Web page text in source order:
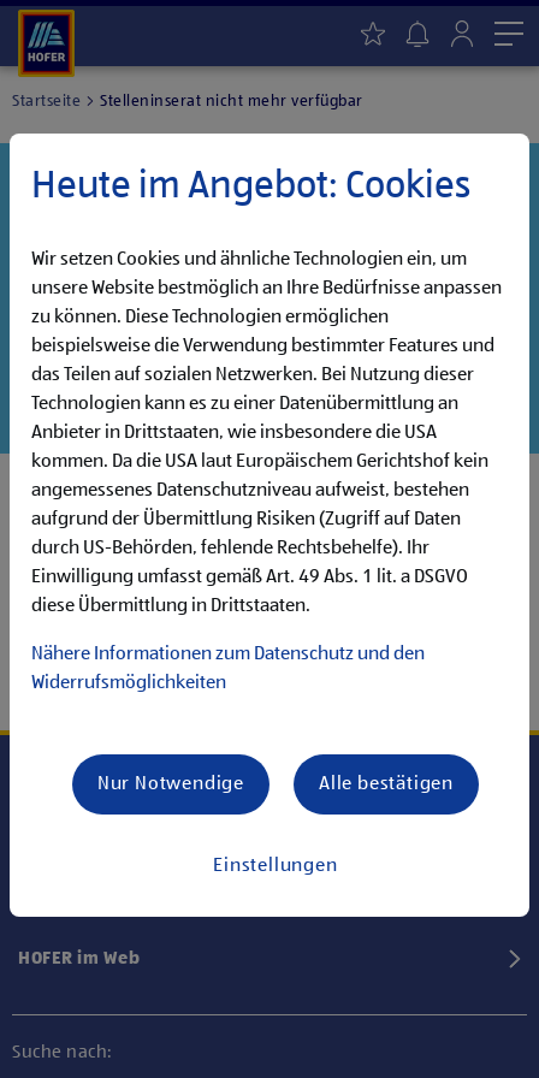
Startseite Stelleninserat nicht mehr verfügbar
haben noch weitere Jobs, die auf dich warten!
Danke für dein Interesse!
Entdecke unsere offenen Jobs oder abonniere deinen
persönlichen Jobalarm:
Jobsuche Jobalarm
HOFER im Web
Suche nach:
Heute im Angebot: Cookies
Wir setzen Cookies und ähnliche Technologien ein, um
unsere Website bestmöglich an Ihre Bedürfnisse anpassen
zu können. Diese Technologien ermöglichen
beispielsweise die Verwendung bestimmter Features und
das Teilen auf sozialen Netzwerken. Bei Nutzung dieser
Technologien kann es zu einer Datenübermittlung an
Anbieter in Drittstaaten, wie insbesondere die USA
kommen. Da die USA laut Europäischem Gerichtshof kein
angemessenes Datenschutzniveau aufweist, bestehen
aufgrund der Übermittlung Risiken (Zugriff auf Daten
durch US-Behörden, fehlende Rechtsbehelfe). Ihr
Einwilligung umfasst gemäß Art. 49 Abs. 1 lit. a DSGVO
diese Übermittlung in Drittstaaten.
Nähere Informationen zum Datenschutz und den
Widerrufsmöglichkeiten
Einstellungen
Nur Notwendige Alle bestätigen